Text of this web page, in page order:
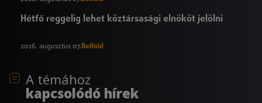
Hétfő reggelig lehet köztársasági elnököt jelölni
2026. augusztus 07.Belföld
A témához
kapcsolódó hírek